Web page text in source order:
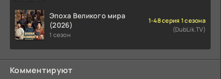
Эпоха Великого мира
(2026)
1 сезон
1-48 серия 1 сезона
(DubLik.TV)
Комментируют